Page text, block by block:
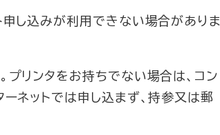
申し込みが利用できない場合がありま
リンタをお持ちでない場合は、コン
ネットでは申し込まず、持参又は郵